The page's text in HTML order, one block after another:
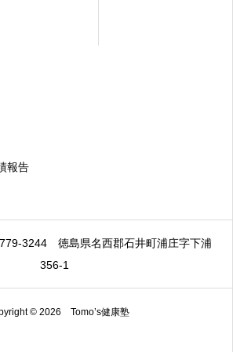
報告
3244
徳島県名西郡石井町浦庄字下浦
356-1
© 2026 Tomo’s健康塾